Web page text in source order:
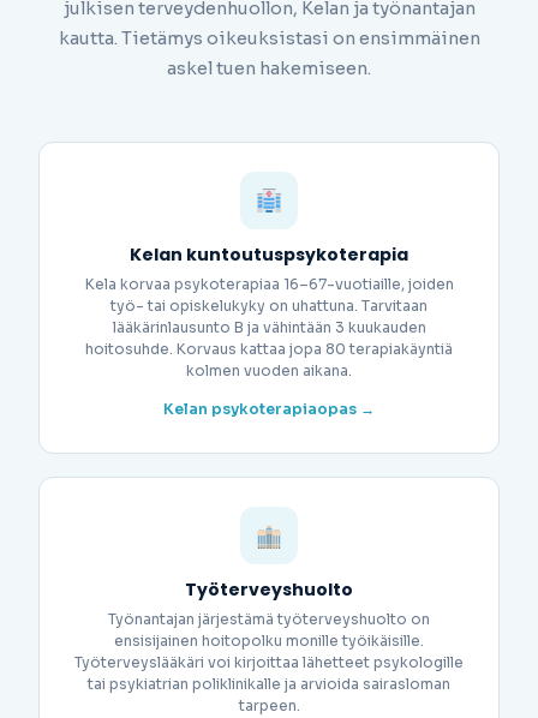
julkisen terveydenhuollon, Kelan ja työnantajan
kautta. Tietämys oikeuksistasi on ensimmäinen
askel tuen hakemiseen.
Kelan kuntoutuspsykoterapia
Kela korvaa psykoterapiaa 16–67-vuotiaille, joiden
työ- tai opiskelukyky on uhattuna. Tarvitaan
lääkärinlausunto B ja vähintään 3 kuukauden
hoitosuhde. Korvaus kattaa jopa 80 terapiakäyntiä
kolmen vuoden aikana.
Kelan psykoterapiaopas →
Työterveyshuolto
Työnantajan järjestämä työterveyshuolto on
ensisijainen hoitopolku monille työikäisille.
Työterveyslääkäri voi kirjoittaa lähetteet psykologille
tai psykiatrian poliklinikalle ja arvioida sairasloman
tarpeen.